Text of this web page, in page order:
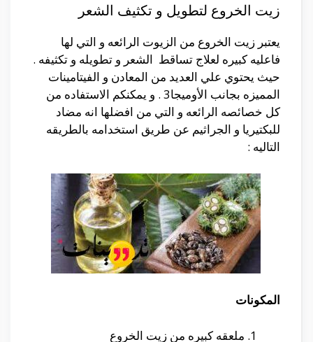
زيت الخروع لتطويل و تكثيف الشعر
يعتبر زيت الخروع من الزيوت الرائعه و التي لها
فاعليه كبيره لعلاج تساقط الشعر و تطويله و تكثيفه .
حيث يحتوي علي العديد من المعادن و الفيتامينات
المميزه بجانب الأوميجا3 . و يمكنكم الاستفاده من
كل خصائصه الرائعه و التي من افضلها انه مضاد
للبكتيريا و الجراثيم عن طريق استخدامه بالطريقه
التاليه :
المكونات
ملعقه كبيره من زيت الخروع